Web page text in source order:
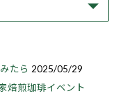
たら 2025/05/29
焙煎珈琲イベント